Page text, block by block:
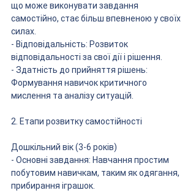
що може виконувати завдання
самостійно, стає більш впевненою у своїх
силах.
- Відповідальність: Розвиток
відповідальності за свої дії і рішення.
- Здатність до прийняття рішень:
Формування навичок критичного
мислення та аналізу ситуацій.
2. Етапи розвитку самостійності
Дошкільний вік (3-6 років)
- Основні завдання: Навчання простим
побутовим навичкам, таким як одягання,
прибирання іграшок.